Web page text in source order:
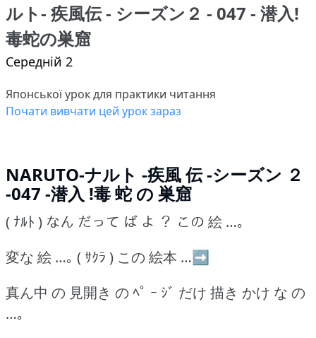
ルト- 疾風伝 - シーズン２ - 047 - 潜入!
毒蛇の巣窟
Середній 2
Японської урок для практики читання
Почати вивчати цей урок зараз
NARUTO-ナルト -疾風 伝 -シーズン ２
-047 -潜入 !毒 蛇 の 巣窟
( ﾅﾙﾄ ) なん だって ば よ ？ この 絵 …｡
変な 絵 …｡ ( ｻｸﾗ ) この 絵本 …➡
真ん中 の 見開き の ﾍﾟ ｰ ｼﾞ だけ 描き かけ な の
…｡